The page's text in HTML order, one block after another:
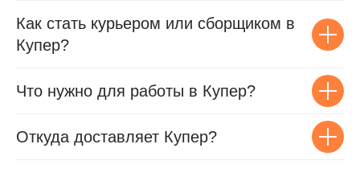
Как стать курьером или сборщиком в
Купер?
Что нужно для работы в Купер?
Откуда доставляет Купер?